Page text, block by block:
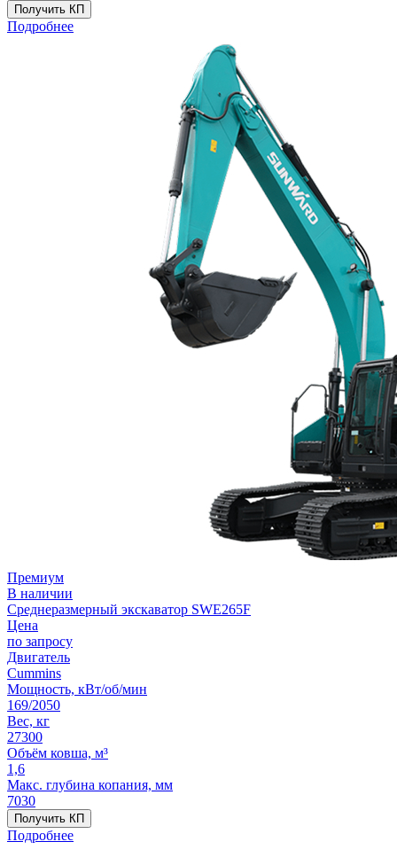
Получить КП
Подробнее
Премиум
В наличии
Среднеразмерный экскаватор SWE265F
Цена
по запросу
Двигатель
Cummins
Мощность, кВт/об/мин
169/2050
Вес, кг
27300
Объём ковша, м³
1,6
Макс. глубина копания, мм
7030
Получить КП
Подробнее